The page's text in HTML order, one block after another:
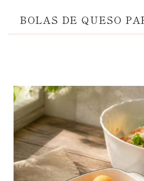
BOLAS DE QUESO